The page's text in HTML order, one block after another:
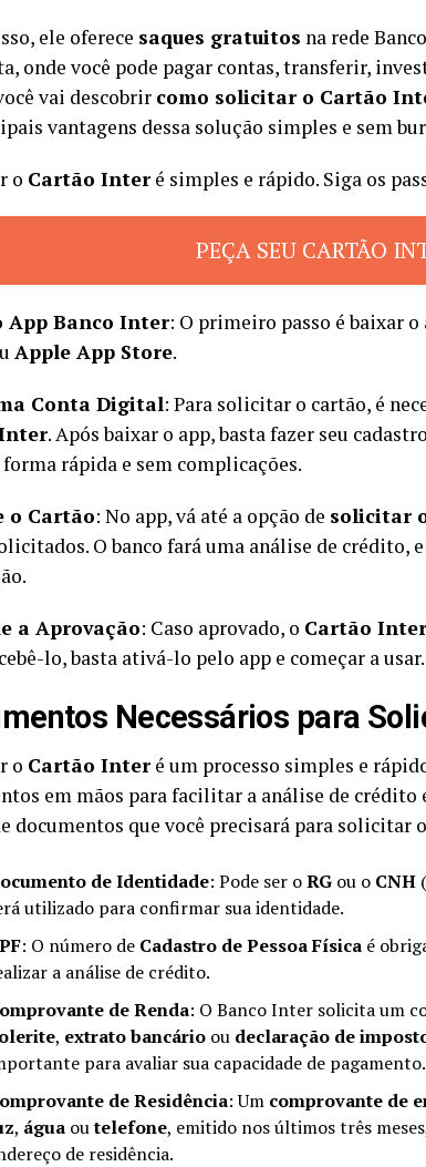
ele oferece saques gratuitos na rede
onde você pode pagar contas, transferir,
vai descobrir como solicitar o Cartão
vantagens dessa solução simples e sem
o Cartão Interé simples e rápido. Siga os
PEÇA SEU CARTÃO
App Banco Inter: O primeiro passo é baixar o
Apple App Store.
Conta Digital: Para solicitar o cartão, é
. Após baixar o app, basta fazer seu
rápida e sem complicações.
o Cartão: No app, vá até a opção de solicitar
O banco fará uma análise de crédito,
a Aprovação: Caso aprovado, o Cartão Inter
lo, basta ativá-lo pelo app e começar a usar.
Necessários para
o Cartão Interé um processo simples e
em mãos para facilitar a análise de crédito
documentos que você precisará para solicitar
de Identidade: Pode ser oRG ou o CNH
utilizado para confirmar sua identidade.
: O número de Cadastro de Pessoa Física é
a análise de crédito.
de Renda: O Banco Inter solicita um
, extrato bancário ou declaração de
para avaliar sua capacidade de pagamento.
de Residência: Um comprovante de
, água outelefone, emitido nos últimos três
de residência.